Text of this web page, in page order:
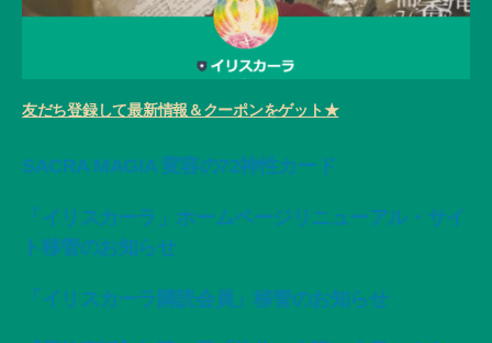
友だち登録して最新情報＆クーポンをゲット★
SACRA MAGIA 変容の72神性カード
「イリスカーラ」ホームページリニューアル・サイ
ト移管のお知らせ
「イリスカーラ購読会員」移管のお知らせ